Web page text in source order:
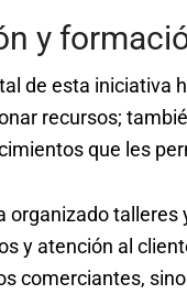
y
de esta iniciativa
recursos;
que les
organizado
y atención al
comerciantes,